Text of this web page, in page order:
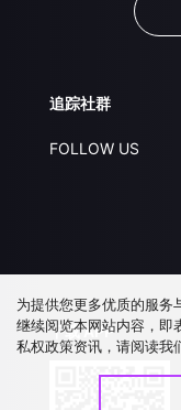
追踪社群
FOLLOW US
下载 APP
为提供您更多优质的服
继续阅览本网站内容，即
私权政策资讯，请阅读我